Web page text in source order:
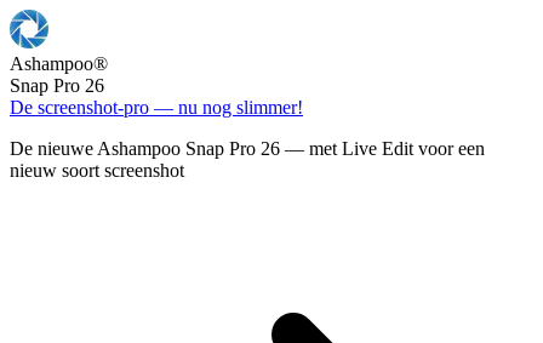
Ashampoo®
Snap Pro 26
De screenshot-pro — nu nog slimmer!
De nieuwe Ashampoo Snap Pro 26 — met Live Edit voor een
nieuw soort screenshot